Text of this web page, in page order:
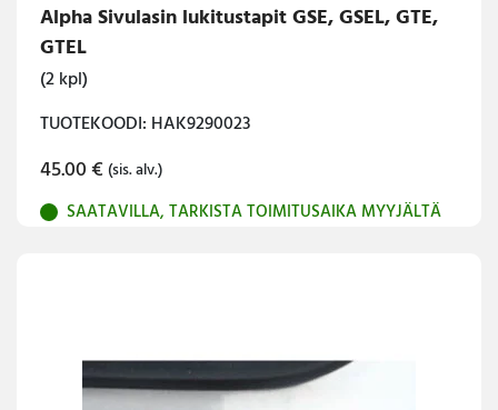
Alpha Sivulasin lukitustapit GSE, GSEL, GTE,
GTEL
(2 kpl)
TUOTEKOODI: HAK9290023
45.00€ (sis. alv.)
SAATAVILLA, TARKISTA TOIMITUSAIKA MYYJÄLTÄ